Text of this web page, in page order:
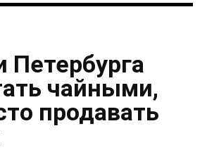
Петербурга
чайными,
продавать